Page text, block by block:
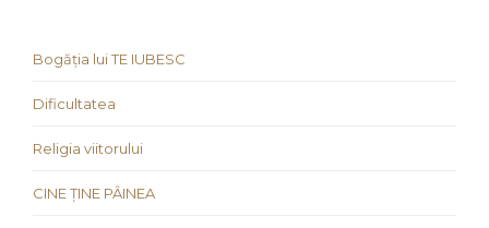
Bogăția lui TE IUBESC
Dificultatea
Religia viitorului
CINE ȚINE PÂINEA